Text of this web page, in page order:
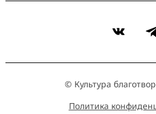
VK
© Культура
Политика